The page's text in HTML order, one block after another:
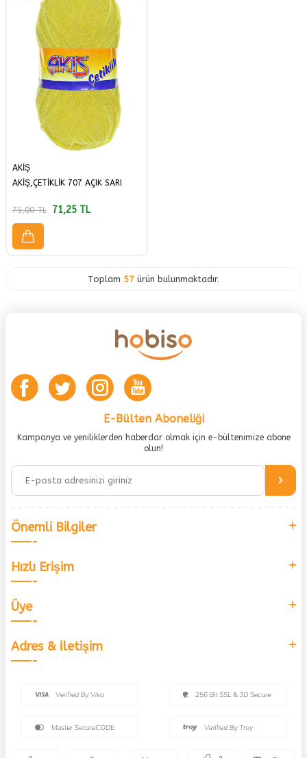
AKİŞ
AKİŞ,ÇETİKLİK 707 AÇIK SARI
75,00TL 71,25 TL
Toplam 57 ürün bulunmaktadır.
E-Bülten Aboneliği
Kampanya ve yeniliklerden haberdar olmak için e-bültenimize abone
olun!
Önemli Bilgiler
Hızlı Erişim
Üye
Adres & İletişim